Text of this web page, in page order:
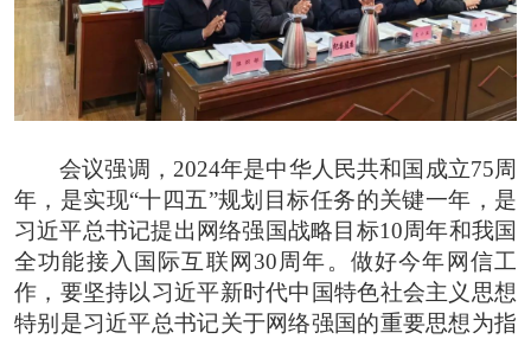
会议强调，2024年是中华人民共和国成立75周
年，是实现“十四五”规划目标任务的关键一年，是
习近平总书记提出网络强国战略目标10周年和我国
全功能接入国际互联网30周年。做好今年网信工
作，要坚持以习近平新时代中国特色社会主义思想
特别是习近平总书记关于网络强国的重要思想为指